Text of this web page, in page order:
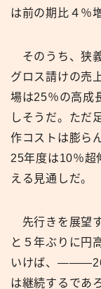
は前の期比４％
そのうち、狭
グロス請けの売
場は25％の高成
しそうだ。ただ
作コストは膨ら
25年度は10％超
える見通しだ。
先行きを展望
と５年ぶりに円
いけば、
は継続するであ